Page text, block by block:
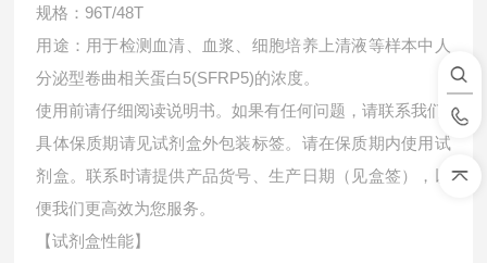
规格：96T/48T
用途：用于检测血清、血浆、细胞培养上清液等样本中 人
分泌型卷曲相关蛋白5(SFRP5)的浓度。
使用前请仔细阅读说明书。如果有任何问题，请联系我们
具体保质期请见试剂盒外包装标签。请在保质期内使用试
剂盒。联系时请提供产品货号、生产日期（见盒签），以
便我们更高效为您服务。
【试剂盒性能】